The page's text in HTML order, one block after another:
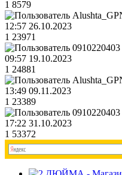
1 8579
12:57 26.10.2023
1 23971
09:57 19.10.2023
1 24881
13:49 09.11.2023
1 23389
17:22 31.10.2023
1 53372